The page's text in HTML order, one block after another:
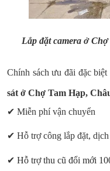
Lắp đặt camera ở Chợ
Chính sách ưu đãi đặc biệt
sát ở Chợ Tam Hạp,
✔ Miễn phí vận chuyển
✔ Hỗ trợ công lắp đặt, dịch
✔ Hỗ trợ thu cũ đổi mới